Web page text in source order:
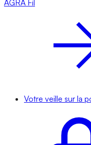
AGRA Fil
Votre veille sur la